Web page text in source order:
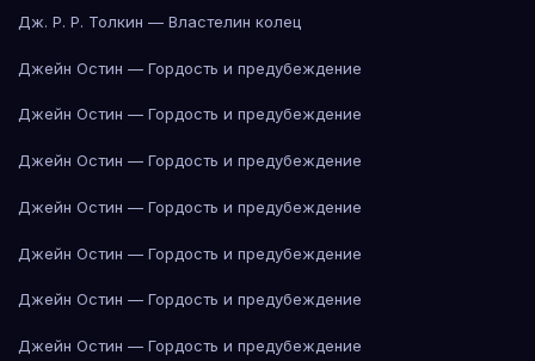
Дж. Р. Р. Толкин — Властелин колец
Джейн Остин — Гордость и предубеждение
Джейн Остин — Гордость и предубеждение
Джейн Остин — Гордость и предубеждение
Джейн Остин — Гордость и предубеждение
Джейн Остин — Гордость и предубеждение
Джейн Остин — Гордость и предубеждение
Джейн Остин — Гордость и предубеждение